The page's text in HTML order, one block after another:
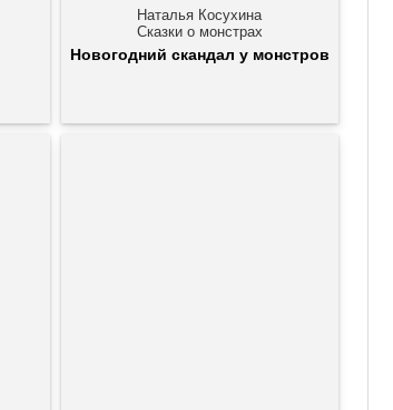
Наталья Косухина
Сказки о монстрах
Новогодний скандал у монстров